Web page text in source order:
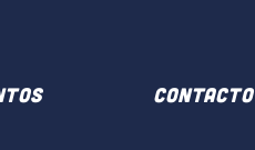
Contacto